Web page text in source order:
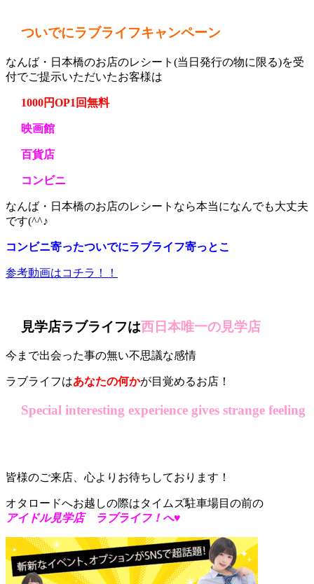
ついでにラブライフキャンペーン
なんば・日本橋のお店のレシート(当日発行の物に限る)を受
付でご提示いただいたお客様は
1000円OP1回無料
映画館
百貨店
コンビニ
なんば・日本橋のお店のレシートなら本当になんでも大丈夫
です(^^♪
コンビニ寄ったついでにラブライフ寄っとこ
参考動画はコチラ！！
見学店ラブライフは西日本唯一の見学店
今まで出会った事の無い不思議な感情
ラブライフはあなたの何かが目覚めるお店！
Special interesting experience gives strange feeling
皆様のご来店、心よりお待ちしております！
オタロードへお越しの際はタイムズ駐車場目の前の
アイドル見学店 ラブライフ！へ♥